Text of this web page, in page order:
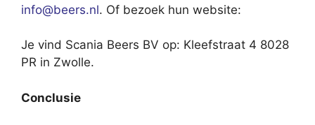
info@beers.nl. Of bezoek hun website:
Je vind Scania Beers BV op: Kleefstraat 4 8028
PR in Zwolle.
Conclusie